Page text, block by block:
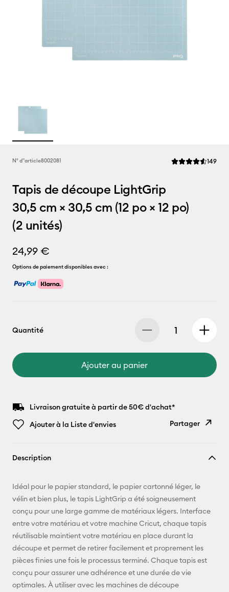
N° d''article8002081 La note moyenne
149
Tapis de découpe LightGrip
30,5 cm × 30,5 cm (12 po × 12 po)
(2 unités)
24,99 €
Options de paiement disponibles avec :
Quantité
Ajouter au panier
Livraison gratuite à partir de 50€ d'achat*
Ajouter à la Liste d'envies
Partager
E-mail
Pinterest
Facebook
Description
Idéal pour le papier standard, le papier cartonné léger, le
vélin et bien plus, le tapis LightGrip a été soigneusement
conçu pour une large gamme de matériaux légers. Interface
entre votre matériau et votre machine Cricut, chaque tapis
réutilisable maintient votre matériau en place durant la
découpe et permet de retirer facilement et proprement les
pièces finies une fois le processus terminé. Chaque tapis est
conçu pour assurer une adhérence et une durée de vie
optimales. À utiliser avec les machines de découpe